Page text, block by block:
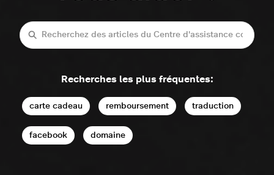
Recherche
Recherches les plus fréquentes:
carte cadeau remboursement traduction
facebook domaine